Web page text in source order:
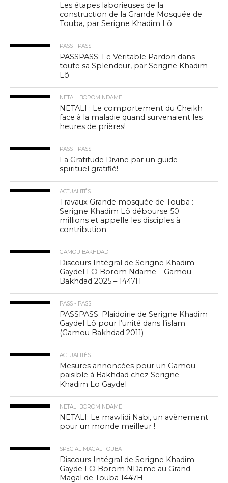
Les étapes laborieuses de la
construction de la Grande Mosquée de
Touba, par Serigne Khadim Lô
PASS - PASS
PASSPASS: Le Véritable Pardon dans
toute sa Splendeur, par Serigne Khadim
Lô
NETALI BOROM NDAME
NETALI : Le comportement du Cheikh
face à la maladie quand survenaient les
heures de prières!
PASS - PASS
La Gratitude Divine par un guide
spirituel gratifié!
ACTUALITÉS
Travaux Grande mosquée de Touba :
Serigne Khadim Lô débourse 50
millions et appelle les disciples à
contribution
GAMOU BAKHDAD
Discours Intégral de Serigne Khadim
Gaydel LO Borom Ndame – Gamou
Bakhdad 2025 – 1447H
PASS - PASS
PASSPASS: Plaidoirie de Serigne Khadim
Gaydel Lô pour l’unité dans l’islam
(Gamou Bakhdad 2011)
ACTUALITÉS
Mesures annoncées pour un Gamou
paisible à Bakhdad chez Serigne
Khadim Lo Gaydel
NETALI BOROM NDAME
NETALI: Le mawlidi Nabi, un avènement
pour un monde meilleur !
SPÉCIAL MAGAL TOUBA
Discours Intégral de Serigne Khadim
Gayde LO Borom NDame au Grand
Magal de Touba 1447H